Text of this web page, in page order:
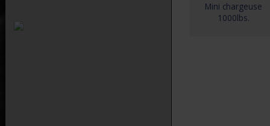
Mini chargeuse
1000lbs.